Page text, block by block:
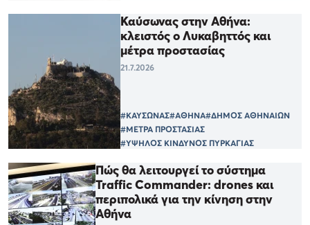
Καύσωνας στην Αθήνα:
κλειστός ο Λυκαβηττός και
μέτρα προστασίας
21.7.2026
#ΚΑΥΣΩΝΑΣ#ΑΘΗΝΑ#ΔΗΜΟΣ ΑΘΗΝΑΙΩΝ
#ΜΕΤΡΑ ΠΡΟΣΤΑΣΙΑΣ
#ΥΨΗΛΟΣ ΚΙΝΔΥΝΟΣ ΠΥΡΚΑΓΙΑΣ
Πώς θα λειτουργεί το σύστημα
Traffic Commander: drones και
περιπολικά για την κίνηση στην
Αθήνα